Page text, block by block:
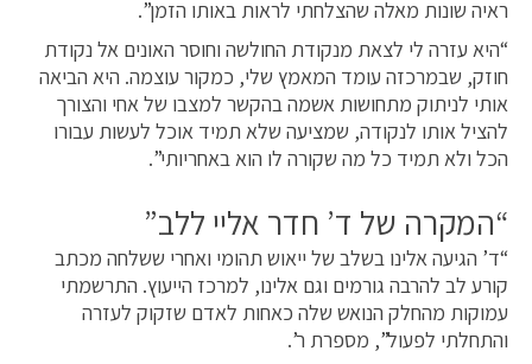
ראיה שונות מאלה שהצלחתי לראות באותו הזמן”.
“היא עזרה לי לצאת מנקודת החולשה וחוסר האונים אל נקודת
חוזק, שבמרכזה עומד המאמץ שלי, כמקור עוצמה. היא הביאה
אותי לניתוק מתחושות אשמה בהקשר למצבו של אחי והצורך
להציל אותו לנקודה, שמציעה שלא תמיד אוכל לעשות עבורו
הכל ולא תמיד כל מה שקורה לו הוא באחריותי”.
“המקרה של ד’ חדר אליי ללב”
“ד’ הגיעה אלינו בשלב של ייאוש תהומי ואחרי ששלחה מכתב
קורע לב להרבה גורמים וגם אלינו, למרכז הייעוץ. התרשמתי
עמוקות מהחלק הנואש שלה כאחות לאדם שזקוק לעזרה
והתחלתי לפעול”, מספרת ר’.